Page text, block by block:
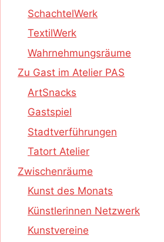
SchachtelWerk
TextilWerk
Wahrnehmungsräume
Zu Gast im Atelier PAS
ArtSnacks
Gastspiel
Stadtverführungen
Tatort Atelier
Zwischenräume
Kunst des Monats
Künstlerinnen Netzwerk
Kunstvereine